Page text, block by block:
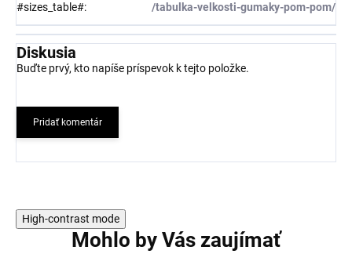
#sizes_table#: /tabulka-velkosti-gumaky-pom-pom/
Diskusia
Buďte prvý, kto napíše príspevok k tejto položke.
Pridať komentár
High-contrast mode
Mohlo by Vás zaujímať